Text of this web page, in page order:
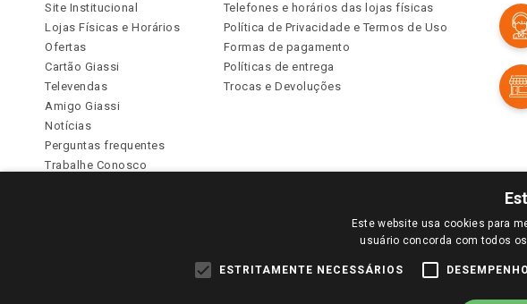
Site Institucional
Lojas Físicas e Horários
Ofertas
Cartão Giassi
Televendas
Amigo Giassi
Notícias
Perguntas frequentes
Trabalhe Conosco
Telefones e horários das lojas físicas
Política de Privacidade e Termos de Uso
Formas de pagamento
Políticas de entrega
Trocas e Devoluções
PARA VER OS PREÇOS DA SUA REGIÃO, FAÇA LOGIN E SELECIONE A
TODOS OS PREÇOS E CONDIÇÕES COMERCIAIS DESTE SITE SÃO VÁLIDOS
Este website usa cookies para
usuário concorda com todos
ESTRITAMENTE NECESSÁRIOS DESEMPENHO